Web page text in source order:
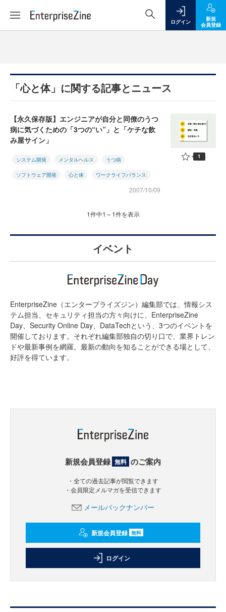
ログイン
新規
会員登録
「心と体」に関する記事とニュース
【永久保存版】エンジニアが自分と同僚のうつ
病に気づくための「3つの“い”」と「ケチな飲
み屋サイン」
システム開発 メンタルヘルス うつ病
ソフトウェア開発 心と体 ワークライフバランス
2007/10/09
1
1件中1～1件を表示
イベント
EnterpriseZine（エンタープライズジン）編集部では、情報シス
テム担当、セキュリティ担当の方々向けに、EnterpriseZine
Day、Security Online Day、DataTechという、3つのイベントを
開催しております。それぞれ編集部独自の切り口で、業界トレン
ドや最新事例を網羅。最新の動向を知ることができる場として、
好評を得ています。
新規会員登録 無料 のご案内
・全ての過去記事が閲覧できます
・会員限定メルマガを受信できます
メールバックナンバー
新規会員登録 無料
ログイン